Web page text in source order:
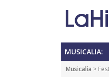
MUSICALIA:
Musicalia >